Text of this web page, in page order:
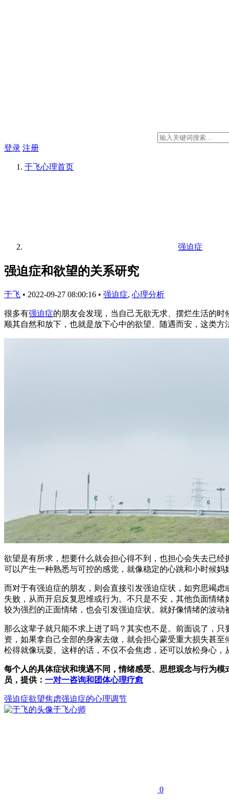
登录 注册
于飞心理首页
强迫症
强迫症和欲望的关系研究
于飞 • 2022-09-27 08:00:16 • 强迫症, 心理分析
很多有强迫症的朋友会发现，当自己无欲无求、摆烂生活的
顺其自然和放下，也就是放下心中的欲望、随遇而安，这类
欲望是有所求，想要什么就会担心得不到，也担心会失去已
可以产生一种熟悉与可控的感觉，就像稳定的心跳和小时候
而对于有强迫症的朋友，则会直接引发强迫症状，如穷思竭
失败，从而开启反复思维或行为。不只是不安，其他负面情
较为强烈的正面情绪，也会引发强迫症状。就好像情绪的波动
那么这辈子就只能不求上进了吗？其实也不是。前面说了，
资，如果拿自己全部的身家去做，就会担心蒙受重大损失甚
松得就像玩耍。这样的话，不仅不会焦虑，还可以放松身心，
每个人的具体症状和境遇不同，情绪感受、思想观念与行为
员，提供： 一对一咨询和团体心理疗愈
强迫症欲望焦虑强迫症的心理调节
于飞心师
0